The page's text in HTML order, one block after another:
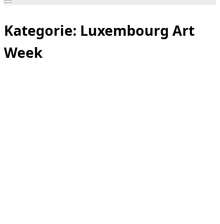
Seitenleiste
umschalten
Kategorie: Luxembourg Art
Week